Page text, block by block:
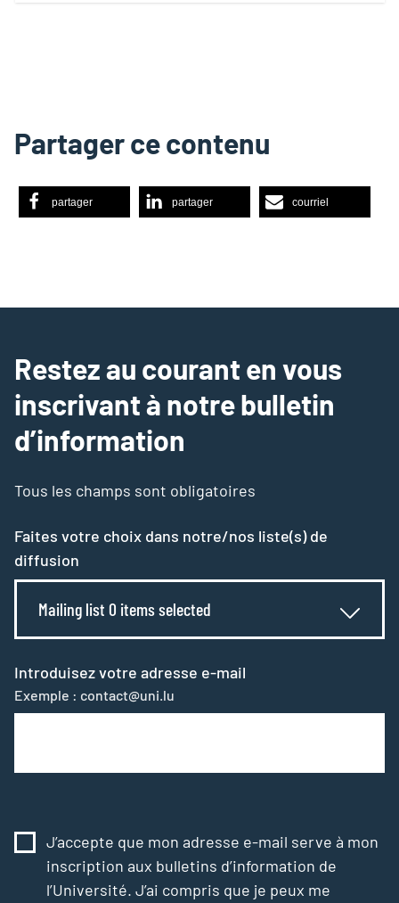
Partager ce contenu
partager partager courriel
Restez au courant en vous
inscrivant à notre bulletin
d’information
Tous les champs sont obligatoires
Faites votre choix dans notre/nos liste(s) de
diffusion
Mailing list 0 items selected
Introduisez votre adresse e-mail
Exemple : contact@uni.lu
J’accepte que mon adresse e-mail serve à mon
inscription aux bulletins d’information de
l’Université. J’ai compris que je peux me